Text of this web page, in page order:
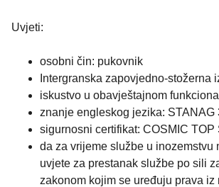
Uvjeti:
osobni čin: pukovnik
Intergranska zapovjedno-stožerna
iskustvo u obavještajnom
znanje engleskog jezika: STANAG
sigurnosni certifikat: COSMIC TOP
da za vrijeme službe u inozemstvu
uvjete za prestanak službe po sili
zakonom kojim se uređuju prava iz